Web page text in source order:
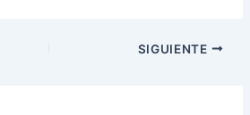
SIGUIENTE